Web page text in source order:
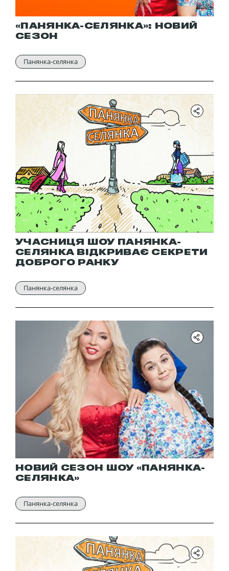
«ПАНЯНКА-СЕЛЯНКА»: НОВИЙ
СЕЗОН
Панянка-селянка
УЧАСНИЦЯ ШОУ ПАНЯНКА-
СЕЛЯНКА ВІДКРИВАЄ СЕКРЕТИ
ДОБРОГО РАНКУ
Панянка-селянка
НОВИЙ СЕЗОН ШОУ «ПАНЯНКА-
СЕЛЯНКА»
Панянка-селянка